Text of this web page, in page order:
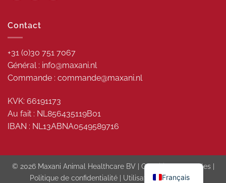
Contact
+31 (0)30 751 7067
Général : info@maxani.nl
Commande : commande@maxani.nl
KVK: 66191173
Au fait : NL856435119B01
IBAN : NL13ABNA0549589716
© 2026 Maxani Animal Healthcare BV | Conditions générales|
Politique de confidentialité| Utilisation des cookies
Français